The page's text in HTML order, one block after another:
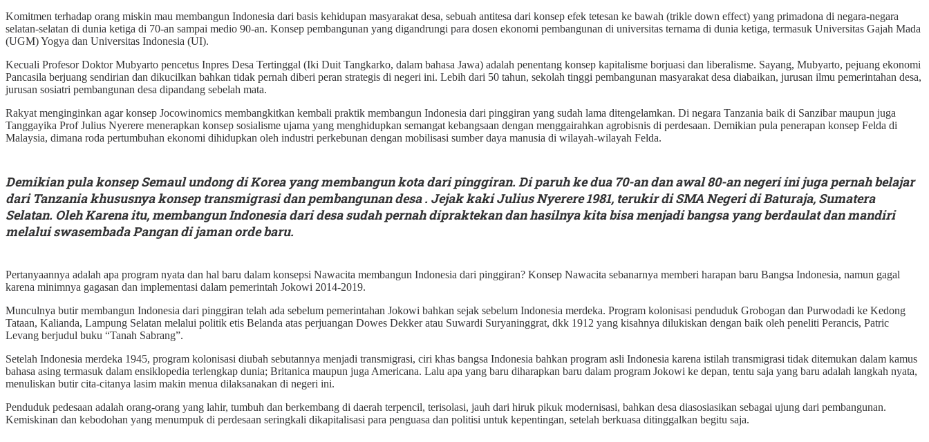
Komitmen terhadap orang miskin mau membangun Indonesia dari basis kehidupan masyarakat desa, sebuah antitesa dari konsep efek tetesan ke bawah (trikle down effect) yang primadona di negara-negara
selatan-selatan di dunia ketiga di 70-an sampai medio 90-an. Konsep pembangunan yang digandrungi para dosen ekonomi pembangunan di universitas ternama di dunia ketiga, termasuk Universitas Gajah Mada
(UGM) Yogya dan Universitas Indonesia (UI).
Kecuali Profesor Doktor Mubyarto pencetus Inpres Desa Tertinggal (Iki Duit Tangkarko, dalam bahasa Jawa) adalah penentang konsep kapitalisme borjuasi dan liberalisme. Sayang, Mubyarto, pejuang ekonomi
Pancasila berjuang sendirian dan dikucilkan bahkan tidak pernah diberi peran strategis di negeri ini. Lebih dari 50 tahun, sekolah tinggi pembangunan masyarakat desa diabaikan, jurusan ilmu pemerintahan desa,
jurusan sosiatri pembangunan desa dipandang sebelah mata.
Rakyat menginginkan agar konsep Jocowinomics membangkitkan kembali praktik membangun Indonesia dari pinggiran yang sudah lama ditengelamkan. Di negara Tanzania baik di Sanzibar maupun juga
Tanggayika Prof Julius Nyerere menerapkan konsep sosialisme ujama yang menghidupkan semangat kebangsaan dengan menggairahkan agrobisnis di perdesaan. Demikian pula penerapan konsep Felda di
Malaysia, dimana roda pertumbuhan ekonomi dihidupkan oleh industri perkebunan dengan mobilisasi sumber daya manusia di wilayah-wilayah Felda.
Demikian pula konsep Semaul undong di Korea yang membangun kota dari pinggiran. Di paruh ke dua 70-an dan awal 80-an negeri ini juga pernah belajar
dari Tanzania khususnya konsep transmigrasi dan pembangunan desa . Jejak kaki Julius Nyerere 1981, terukir di SMA Negeri di Baturaja, Sumatera
Selatan. Oleh Karena itu, membangun Indonesia dari desa sudah pernah dipraktekan dan hasilnya kita bisa menjadi bangsa yang berdaulat dan mandiri
melalui swasembada Pangan di jaman orde baru.
Pertanyaannya adalah apa program nyata dan hal baru dalam konsepsi Nawacita membangun Indonesia dari pinggiran? Konsep Nawacita sebanarnya memberi harapan baru Bangsa Indonesia, namun gagal
karena minimnya gagasan dan implementasi dalam pemerintah Jokowi 2014-2019.
Munculnya butir membangun Indonesia dari pinggiran telah ada sebelum pemerintahan Jokowi bahkan sejak sebelum Indonesia merdeka. Program kolonisasi penduduk Grobogan dan Purwodadi ke Kedong
Tataan, Kalianda, Lampung Selatan melalui politik etis Belanda atas perjuangan Dowes Dekker atau Suwardi Suryaninggrat, dkk 1912 yang kisahnya dilukiskan dengan baik oleh peneliti Perancis, Patric
Levang berjudul buku “Tanah Sabrang”.
Setelah Indonesia merdeka 1945, program kolonisasi diubah sebutannya menjadi transmigrasi, ciri khas bangsa Indonesia bahkan program asli Indonesia karena istilah transmigrasi tidak ditemukan dalam kamus
bahasa asing termasuk dalam ensiklopedia terlengkap dunia; Britanica maupun juga Americana. Lalu apa yang baru diharapkan baru dalam program Jokowi ke depan, tentu saja yang baru adalah langkah nyata,
menuliskan butir cita-citanya lasim makin menua dilaksanakan di negeri ini.
Penduduk pedesaan adalah orang-orang yang lahir, tumbuh dan berkembang di daerah terpencil, terisolasi, jauh dari hiruk pikuk modernisasi, bahkan desa diasosiasikan sebagai ujung dari pembangunan.
Kemiskinan dan kebodohan yang menumpuk di perdesaan seringkali dikapitalisasi para penguasa dan politisi untuk kepentingan, setelah berkuasa ditinggalkan begitu saja.